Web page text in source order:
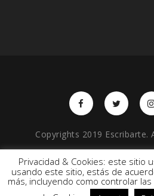
Copyrights 2019 Escribarte.
BACK TO
Privacidad & Cookies: este sitio
usando este sitio, estás de
más, incluyendo como controlar